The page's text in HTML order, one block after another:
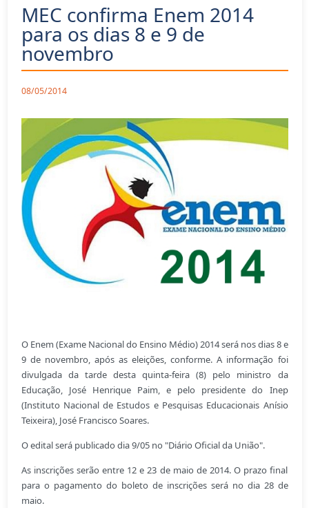
MEC confirma Enem 2014
para os dias 8 e 9 de
novembro
08/05/2014
O Enem (Exame Nacional do Ensino Médio) 2014 será nos dias 8 e
9 de novembro, após as eleições, conforme. A informação foi
divulgada da tarde desta quinta-feira (8) pelo ministro da
Educação, José Henrique Paim, e pelo presidente do Inep
(Instituto Nacional de Estudos e Pesquisas Educacionais Anísio
Teixeira), José Francisco Soares.
O edital será publicado dia 9/05 no "Diário Oficial da União".
As inscrições serão entre 12 e 23 de maio de 2014. O prazo final
para o pagamento do boleto de inscrições será no dia 28 de
maio.